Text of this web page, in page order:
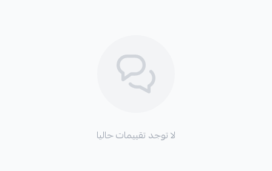
لا توجد تقييمات حاليا